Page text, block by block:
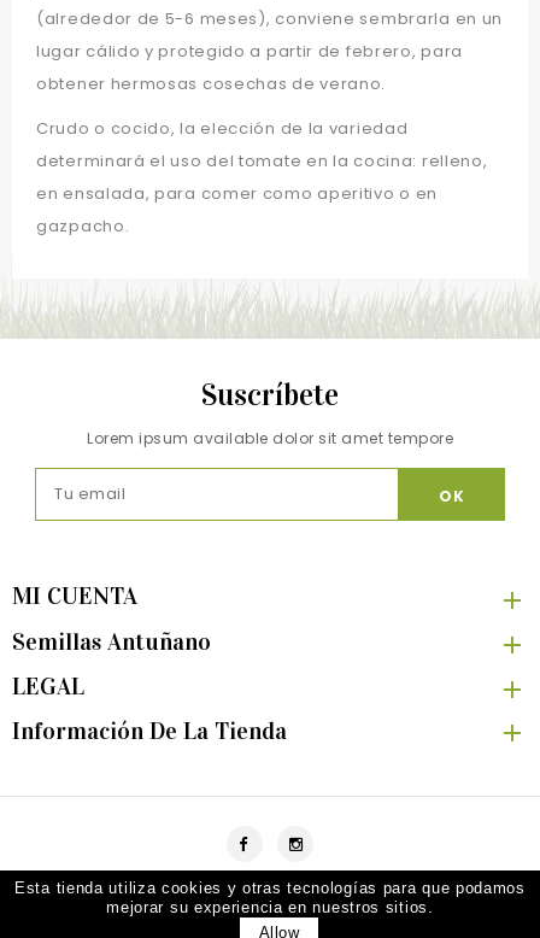
(alrededor de 5-6 meses), conviene sembrarla en un
lugar cálido y protegido a partir de febrero, para
obtener hermosas cosechas de verano.
Crudo o cocido, la elección de la variedad
determinará el uso del tomate en la cocina: relleno,
en ensalada, para comer como aperitivo o en
gazpacho.
Suscríbete
Lorem ipsum available dolor sit amet tempore
MI CUENTA

Semillas Antuñano

LEGAL

Información De La Tienda

Esta tienda utiliza cookies y otras tecnologías para que podamos
mejorar su experiencia en nuestros sitios.
Allow
Facebook
© 2026 Semillas Antuñano · Todos los derechos reservados
lavidaenunpixel.com